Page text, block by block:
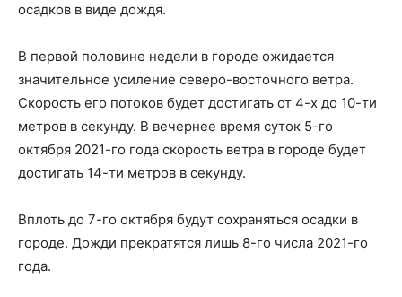
осадков в виде дождя.
В первой половине недели в городе ожидается
значительное усиление северо-восточного ветра.
Скорость его потоков будет достигать от 4-х до 10-ти
метров в секунду. В вечернее время суток 5-го
октября 2021-го года скорость ветра в городе будет
достигать 14-ти метров в секунду.
Вплоть до 7-го октября будут сохраняться осадки в
городе. Дожди прекратятся лишь 8-го числа 2021-го
года.